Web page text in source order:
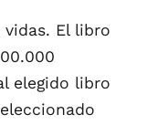
vidas. El libro
elegido libro